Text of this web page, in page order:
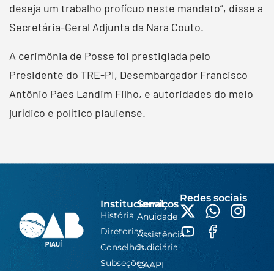
deseja um trabalho profícuo neste mandato”, disse a
Secretária-Geral Adjunta da Nara Couto.
A cerimônia de Posse foi prestigiada pelo
Presidente do TRE-PI, Desembargador Francisco
Antônio Paes Landim Filho, e autoridades do meio
jurídico e político piauiense.
Institucional
História
Diretorias
Conselhos
Subseções
Serviços
Anuidade
Assistência
Judiciária
CAAPI
Redes sociais